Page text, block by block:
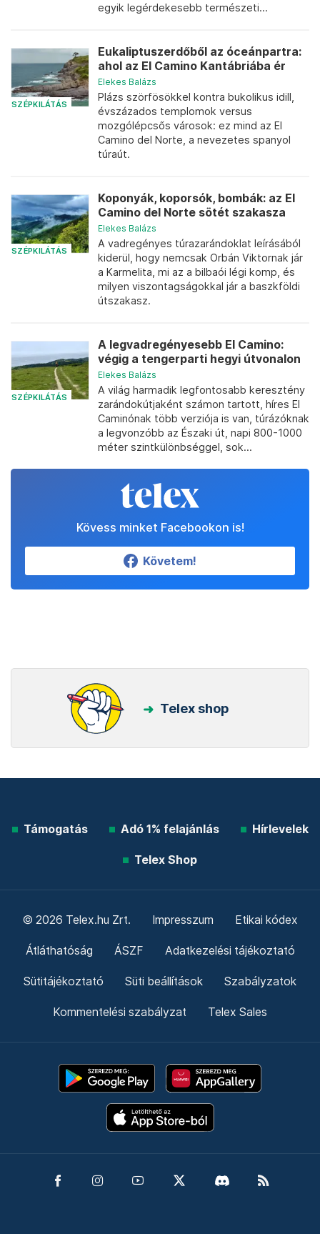
egyik legérdekesebb természeti...
SZÉPKILÁTÁS
Eukaliptuszerdőből az óceánpartra:
ahol az El Camino Kantábriába ér
Elekes Balázs
Plázs szörfösökkel kontra bukolikus idill,
évszázados templomok versus
mozgólépcsős városok: ez mind az El
Camino del Norte, a nevezetes spanyol
túraút.
SZÉPKILÁTÁS
Koponyák, koporsók, bombák: az El
Camino del Norte sötét szakasza
Elekes Balázs
A vadregényes túrazarándoklat leírásából
kiderül, hogy nemcsak Orbán Viktornak jár
a Karmelita, mi az a bilbaói légi komp, és
milyen viszontagságokkal jár a baszkföldi
útszakasz.
SZÉPKILÁTÁS
A legvadregényesebb El Camino:
végig a tengerparti hegyi útvonalon
Elekes Balázs
A világ harmadik legfontosabb keresztény
zarándokútjaként számon tartott, híres El
Caminónak több verziója is van, túrázóknak
a legvonzóbb az Északi út, napi 800-1000
méter szintkülönbséggel, sok...
Kövess minket Facebookon is!
Követem!
Telex shop
Támogatás Adó 1% felajánlás Hírlevelek
Telex Shop
© 2026 Telex.hu Zrt. Impresszum Etikai kódex
Átláthatóság ÁSZF Adatkezelési tájékoztató
Sütitájékoztató Süti beállítások Szabályzatok
Kommentelési szabályzat Telex Sales